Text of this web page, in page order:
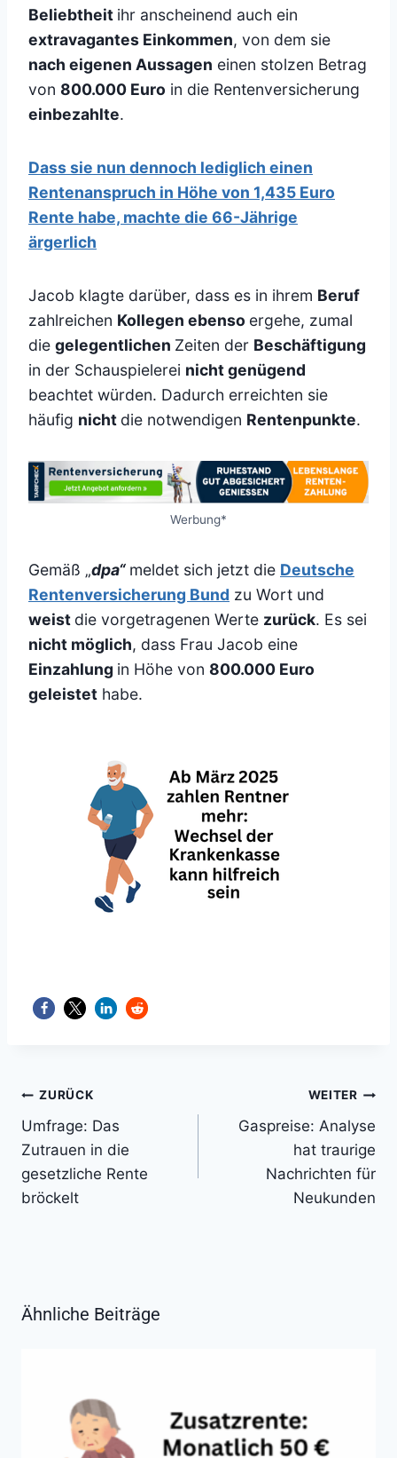
Beliebtheit ihr anscheinend auch ein
extravagantes Einkommen, von dem sie
nach eigenen Aussagen einen stolzen Betrag
von 800.000 Euro in die Rentenversicherung
einbezahlte.
Dass sie nun dennoch lediglich einen
Rentenanspruch in Höhe von 1,435 Euro
Rente habe, machte die 66-Jährige
ärgerlich
Jacob klagte darüber, dass es in ihrem Beruf
zahlreichen Kollegen ebenso ergehe, zumal
die gelegentlichen Zeiten der Beschäftigung
in der Schauspielerei nicht genügend
beachtet würden. Dadurch erreichten sie
häufig nicht die notwendigen Rentenpunkte.
Werbung*
Gemäß „dpa“meldet sich jetzt die Deutsche
Rentenversicherung Bund zu Wort und
weist die vorgetragenen Werte zurück. Es sei
nicht möglich, dass Frau Jacob eine
Einzahlung in Höhe von 800.000 Euro
geleistet habe.
Beitragsnavigation
ZURÜCK
Umfrage: Das
Zutrauen in die
gesetzliche Rente
bröckelt
WEITER
Gaspreise: Analyse
hat traurige
Nachrichten für
Neukunden
Ähnliche Beiträge